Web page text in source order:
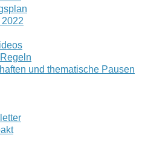
und thematische Pausen